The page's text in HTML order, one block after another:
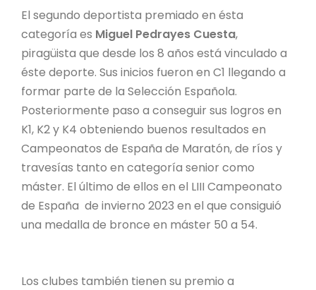
El segundo deportista premiado en ésta
categoría es Miguel Pedrayes Cuesta,
piragüista que desde los 8 años está vinculado a
éste deporte. Sus inicios fueron en C1 llegando a
formar parte de la Selección Española.
Posteriormente paso a conseguir sus logros en
K1, K2 y K4 obteniendo buenos resultados en
Campeonatos de España de Maratón, de ríos y
travesías tanto en categoría senior como
máster. El último de ellos en el LIII Campeonato
de España de invierno 2023 en el que consiguió
una medalla de bronce en máster 50 a 54.
Los clubes también tienen su premio a